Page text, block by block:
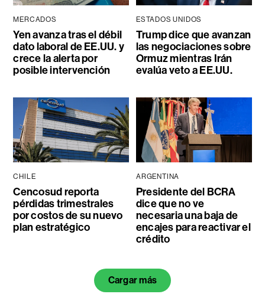
MERCADOS
Yen avanza tras el débil
dato laboral de EE.UU. y
crece la alerta por
posible intervención
ESTADOS UNIDOS
Trump dice que avanzan
las negociaciones sobre
Ormuz mientras Irán
evalúa veto a EE.UU.
CHILE
Cencosud reporta
pérdidas trimestrales
por costos de su nuevo
plan estratégico
ARGENTINA
Presidente del BCRA
dice que no ve
necesaria una baja de
encajes para reactivar el
crédito
Cargar más